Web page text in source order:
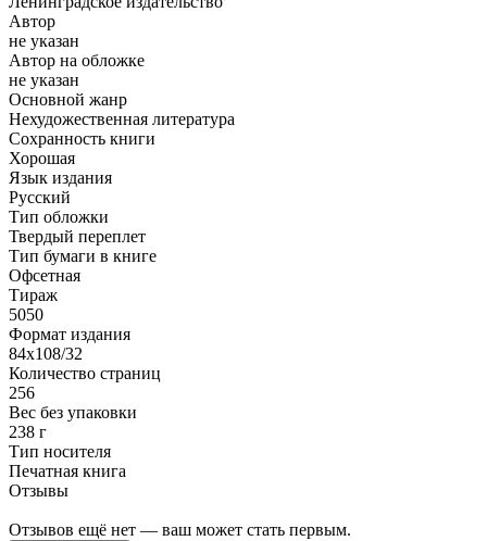
Автор
не указан
Автор на обложке
не указан
Основной жанр
Нехудожественная литература
Сохранность книги
Хорошая
Язык издания
Русский
Тип обложки
Твердый переплет
Тип бумаги в книге
Офсетная
Тираж
5050
Формат издания
84х108/32
Количество страниц
256
Вес без упаковки
238 г
Тип носителя
Печатная книга
Отзывы
Отзывов ещё нет — ваш может стать первым.